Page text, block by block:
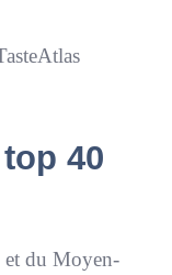
40
et du Moyen-